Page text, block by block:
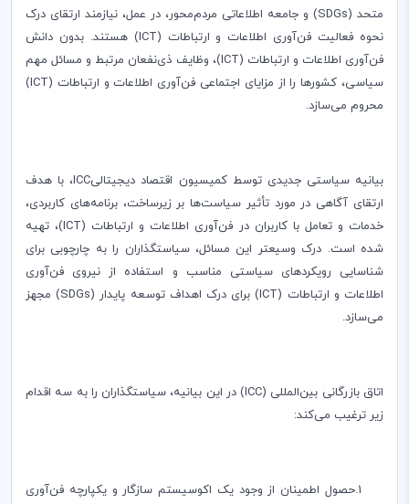
متحد (SDGs) و جامعه اطلاعاتی مردم‌محور، در عمل، نیازمند ارتقای درک
نحوه فعالیت فن‌آوری اطلاعات و ارتباطات (ICT) هستند. بدون دانش
فن‌آوری اطلاعات و ارتباطات (ICT)، وظایف ذی‌نفعان مرتبط و مسائل مهم
سیاسی، کشورها را از مزایای اجتماعی فن‌آوری اطلاعات و ارتباطات (ICT
)
محروم می‌سازد.
بیانیه سیاستی جدیدی توسط کمیسیون اقتصاد دیجیتالیICC، با هدف
ارتقای آگاهی در مورد تأثیر سیاست‌ها بر زیرساخت، برنامه‌های کاربردی،
خدمات و تعامل با کاربران در فن‌آوری اطلاعات و ارتباطات (ICT)، تهیه
شده است. درک وسیعتر این مسائل، سیاستگذاران را به چارچوبی برای
شناسایی رویکردهای سیاستی مناسب و استفاده از نیروی فن‌آوری
اطلاعات و ارتباطات (ICT) برای درک اهداف توسعه پایدار (SDGs) مجهز
می‌سازد.
اتاق بازرگانی بین‌المللی (ICC) در این بیانیه، سیاستگذاران را به سه اقدام
زیر ترغیب می‌کند:
1.حصول اطمینان از وجود یک اکوسیستم سازگار و یکپارچه فن‌آوری